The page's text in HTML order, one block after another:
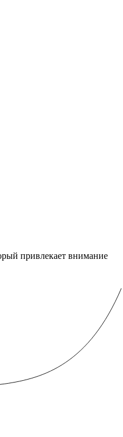
привлекает внимание